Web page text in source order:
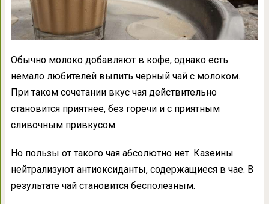
Обычно молоко добавляют в кофе, однако есть
немало любителей выпить черный чай с молоком.
При таком сочетании вкус чая действительно
становится приятнее, без горечи и с приятным
сливочным привкусом.
Но пользы от такого чая абсолютно нет. Казеины
нейтрализуют антиоксиданты, содержащиеся в чае. В
результате чай становится бесполезным.